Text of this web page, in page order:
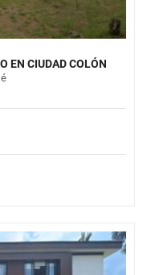
EN CIUDAD COLÓN